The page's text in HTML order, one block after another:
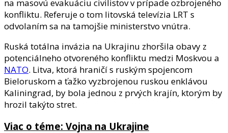
na masovú evakuáciu civilistov v prípade ozbrojeného
konfliktu. Referuje o tom litovská televízia LRT s
odvolaním sa na tamojšie ministerstvo vnútra.
Ruská totálna invázia na Ukrajinu zhoršila obavy z
potenciálneho otvoreného konfliktu medzi Moskvou a
NATO. Litva, ktorá hraničí s ruským spojencom
Bieloruskom a ťažko vyzbrojenou ruskou enklávou
Kaliningrad, by bola jednou z prvých krajín, ktorým by
hrozil takýto stret.
Viac o téme: Vojna na Ukrajine